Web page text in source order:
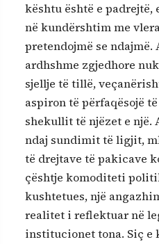
kështu është e padrejtë,
në kundërshtim me
pretendojmë se ndajmë.
ardhshme zgjedhore
sjellje të tillë,
aspiron të përfaqësojë
shekullit të njëzet e
ndaj sundimit të ligjit,
të drejtave të pakicave
çështje komoditeti
kushtetues, një
realitet i reflektuar në
institucionet tona. Siç e